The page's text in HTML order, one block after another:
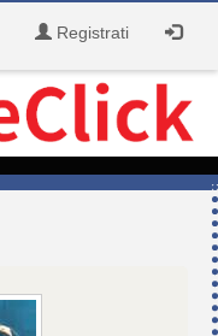
Registrati